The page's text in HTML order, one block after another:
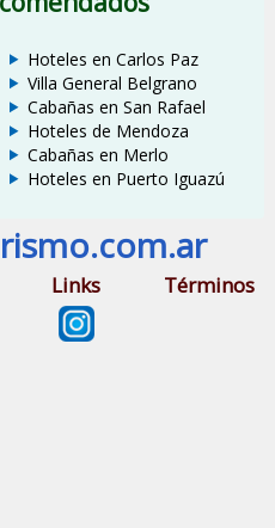
Hoteles en Carlos Paz
Villa General Belgrano
Cabañas en San Rafael
Hoteles de Mendoza
Cabañas en Merlo
Hoteles en Puerto Iguazú
Links Términos